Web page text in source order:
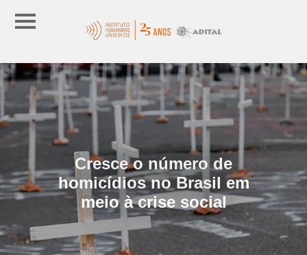
Cresce o número de
homicídios no Brasil em
meio à crise social